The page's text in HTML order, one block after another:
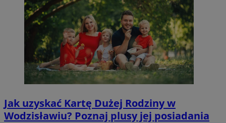
Jak uzyskać Kartę Dużej Rodziny w
Wodzisławiu? Poznaj plusy jej posiadania